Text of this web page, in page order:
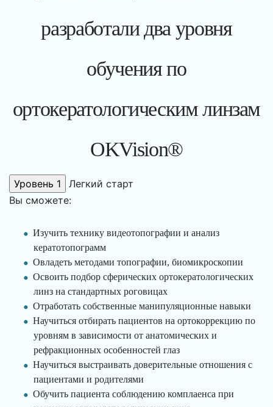
разработали два уровня
обучения по
ортокератологическим линзам
OKVision®
Легкий старт
Вы сможете:
Изучить технику видеотопографии и анализ
кератотопограмм
Овладеть методами топографии, биомикроскопии
Освоить подбор сферических ортокератологических
линз на стандартных роговицах
Отработать собственные манипуляционные навыки
Научиться отбирать пациентов на ортокоррекцию по
уровням в зависимости от анатомических и
рефракционных особенностей глаз
Научиться выстраивать доверительные отношения с
пациентами и родителями
Обучить пациента соблюдению комплаенса при